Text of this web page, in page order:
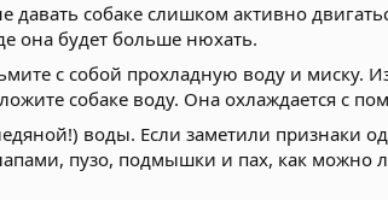
давать собаке слишком активно
она будет больше нюхать.
с собой прохладную воду и миску.
собаке воду. Она охлаждается с
воды. Если заметили признаки
пузо, подмышки и пах, как можно